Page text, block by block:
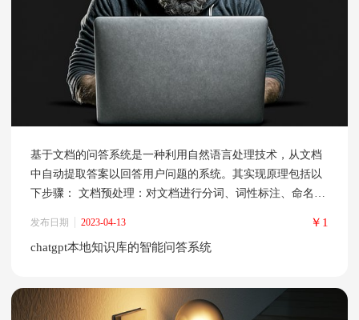
基于文档的问答系统是一种利用自然语言处理技术，从文档
中自动提取答案以回答用户问题的系统。其实现原理包括以
下步骤： 文档预处理：对文档进行分词、词性标注、命名实
式。 问句处理：对用户提出的问题进行分词、词性标注、命
名实体识别、句法分析等操作，并根据问题类型进行分类
发布日期 2023-04-13
￥1
chatgpt本地知识库的智能问答系统